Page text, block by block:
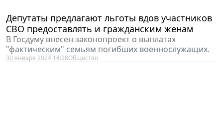
Депутаты предлагают льготы вдов участников
СВО предоставлять и гражданским женам
В Госдуму внесен законопроект о выплатах
"фактическим" семьям погибших военнослужащих.
30 января 2024 14:28Общество